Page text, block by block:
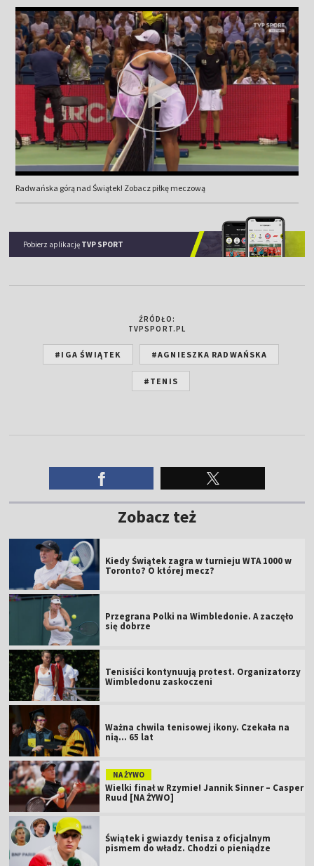
Radwańska górą nad Świątek! Zobacz piłkę meczową
Pobierz aplikację TVP SPORT
ŹRÓDŁO:
TVPSPORT.PL
#IGA ŚWIĄTEK #AGNIESZKA RADWAŃSKA
#TENIS
Zobacz też
Kiedy Świątek zagra w turnieju WTA 1000 w
Toronto? O której mecz?
Przegrana Polki na Wimbledonie. A zaczęło
się dobrze
Tenisiści kontynuują protest. Organizatorzy
Wimbledonu zaskoczeni
Ważna chwila tenisowej ikony. Czekała na
nią... 65 lat
NA ŻYWO
Wielki finał w Rzymie! Jannik Sinner – Casper
Ruud [NA ŻYWO]
Świątek i gwiazdy tenisa z oficjalnym
pismem do władz. Chodzi o pieniądze